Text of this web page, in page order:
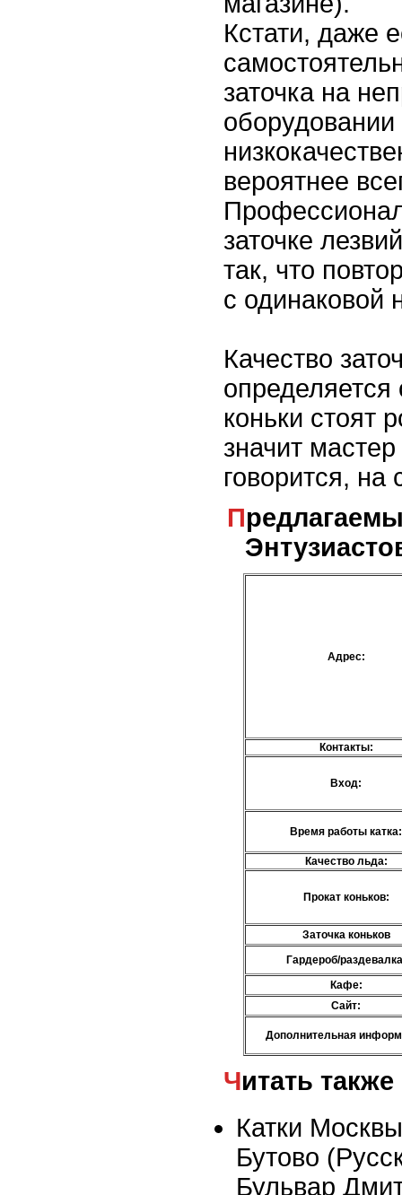
Кстати, даже
заточка на
оборудовании
вероятнее
заточке
так, что
с одинаковой
Качество
определяется
коньки стоят
значит
говорится, на
Предлагаемые услуги - м. Шоссе
Адрес:
Контакты:
Вход:
Время работы катка:
Качество льда:
Прокат коньков:
Заточка коньков
Гардероб/
Кафе:
Сайт:
Дополнительная
Читать также
Катки
Бутово
Бульвар